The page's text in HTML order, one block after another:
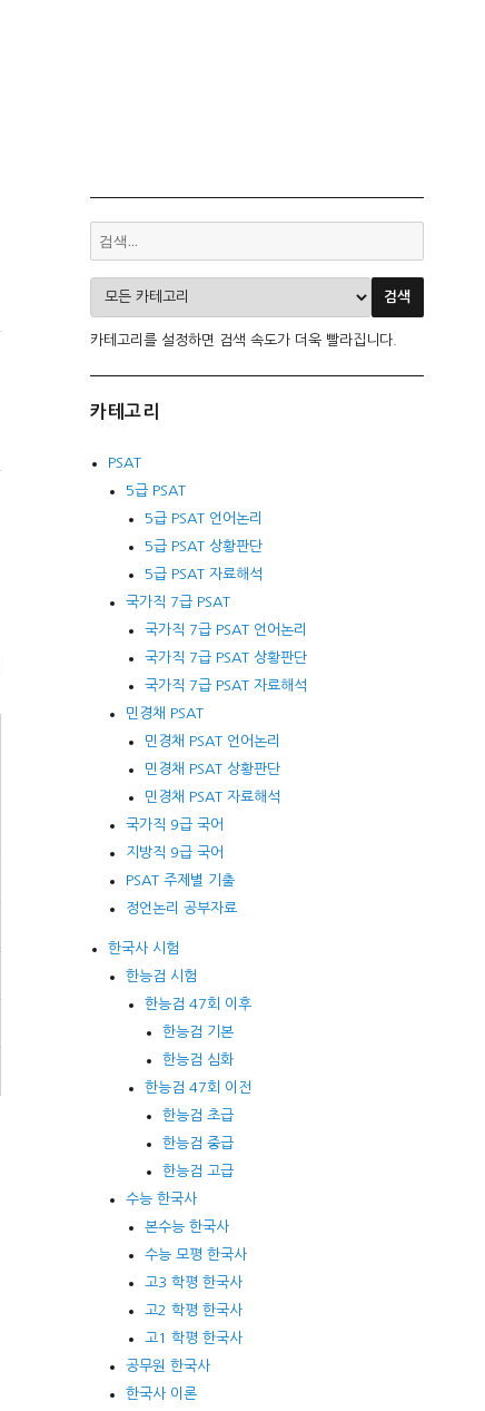
카테고리를 설정하면 검색 속도가 더욱 빨라집니다.
카테고리
PSAT
5급 PSAT
5급 PSAT 언어논리
5급 PSAT 상황판단
5급 PSAT 자료해석
국가직 7급 PSAT
국가직 7급 PSAT 언어논리
국가직 7급 PSAT 상황판단
국가직 7급 PSAT 자료해석
민경채 PSAT
민경채 PSAT 언어논리
민경채 PSAT 상황판단
민경채 PSAT 자료해석
국가직 9급 국어
지방직 9급 국어
PSAT 주제별 기출
정언논리 공부자료
한국사 시험
한능검 시험
한능검 47회 이후
한능검 기본
한능검 심화
한능검 47회 이전
한능검 초급
한능검 중급
한능검 고급
수능 한국사
본수능 한국사
수능 모평 한국사
고3 학평 한국사
고2 학평 한국사
고1 학평 한국사
공무원 한국사
한국사 이론